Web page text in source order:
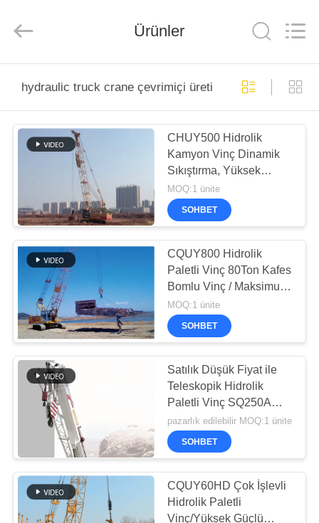
ÜRÜN:%
GÖSTERISI
HAKKIMIZDA
FABRIKA
TURU
KALITE
KONTROL
BIZIMLE
ILETIŞIME
GEÇIN
한국
Việt
বাংলা
tedarikçi.
Copyright
Sinovo
Industry
Co.Ltd..
Rights
Ürünler
hydraulic truck crane çevrimiçi üretim
CHUY500 Hidrolik
Kamyon Vinç Dinamik
Sıkıştırma, Yüksek
Performanslı Güçlü
Kurcalama Kapasitesi
MOQ:1 ünite
SOHBET
CQUY800 Hidrolik
Paletli Vinç 80Ton Kafes
Bomlu Vinç / Maksimum
Bom Uzunluğu13-58m
MOQ:1 ünite
SOHBET
Satılık Düşük Fiyat ile
Teleskopik Hidrolik
Paletli Vinç SQ250A
37Ton Kafes Bomlu Vinç
pazarlık edilebilir MOQ:1 ünite
SOHBET
CQUY60HD Çok İşlevli
Hidrolik Paletli
Vinç/Yüksek Güçlü